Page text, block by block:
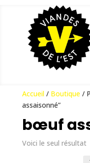
Accueil/ Boutique/
assaisonné”
bœuf
Voici le seul résultat